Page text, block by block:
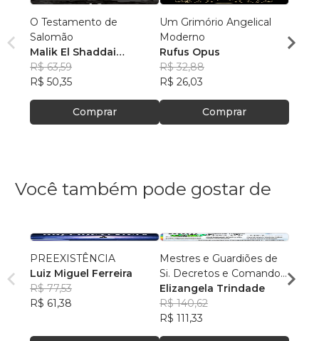
O Testamento de
Salomão
Malik El Shaddai
Editorial
R$ 63,59
R$ 50,35
Comprar
Um Grimório Angelical
Moderno
Rufus Opus
R$ 32,88
R$ 26,03
Comprar
R$
Você também pode gostar de
PREEXISTÊNCIA
Luiz Miguel Ferreira
R$ 77,53
R$ 61,38
Mestres e Guardiões de
Si. Decretos e Comandos.
Vol.01
Elizangela Trindade
R$ 140,62
R$ 111,33